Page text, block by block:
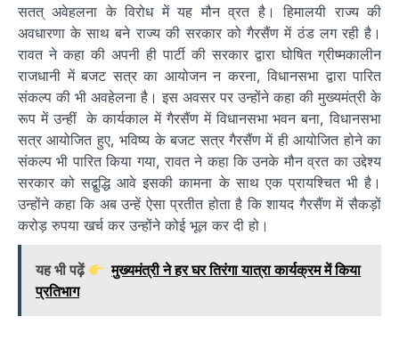
सतत् अवेहलना के विरोध में यह मौन व्रत है। हिमालयी राज्य की
अवधारणा के साथ बने राज्य की सरकार को गैरसैंण में ठंड लग रही है।
रावत ने कहा की अपनी ही पार्टी की सरकार द्वारा घोषित ग्रीष्मकालीन
राजधानी में बजट सत्र का आयोजन न करना, विधानसभा द्वारा पारित
संकल्प की भी अवहेलना है। इस अवसर पर उन्होंने कहा की मुख्यमंत्री के
रूप में उन्हीं के कार्यकाल में गैरसैंण में विधानसभा भवन बना, विधानसभा
सत्र आयोजित हुए, भविष्य के बजट सत्र गैरसैंण में ही आयोजित होने का
संकल्प भी पारित किया गया, रावत ने कहा कि उनके मौन व्रत का उद्देश्य
सरकार को सद्बुद्धि आवे इसकी कामना के साथ एक प्रायश्चित भी है।
उन्होंने कहा कि अब उन्हें ऐसा प्रतीत होता है कि शायद गैरसैंण में सैकड़ों
करोड़ रुपया खर्च कर उन्होंने कोई भूल कर दी हो।
यह भी पढ़ें
मुख्यमंत्री ने हर घर तिरंगा यात्रा कार्यक्रम में किया
प्रतिभाग